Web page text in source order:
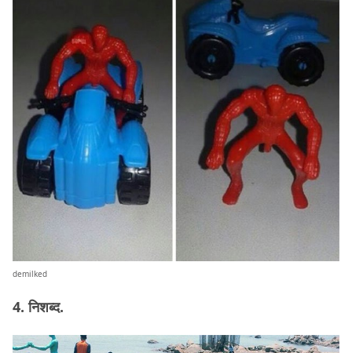
demilked
4. निशब्द.